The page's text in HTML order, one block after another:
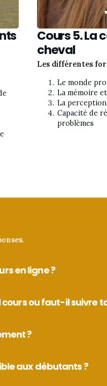
Cours 5. La
cheval
Les différentes
Le monde
La mémoire
La
Capacité de
problèmes
en ligne ?
cours ou faut-il suivre
?
aux débutants ?